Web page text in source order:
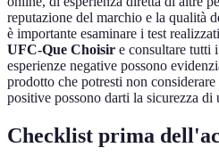
reputazione del marchio e la qualità
è importante esaminare i test
UFC-Que Choisir e consultare tutti
esperienze negative possono
prodotto che potresti non
positive possono darti la sicurezza di
Checklist prima